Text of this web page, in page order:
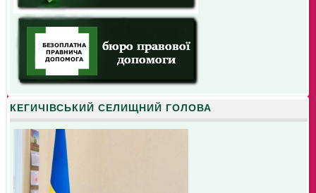
КЕГИЧІВСЬКИЙ СЕЛИЩНИЙ ГОЛОВА